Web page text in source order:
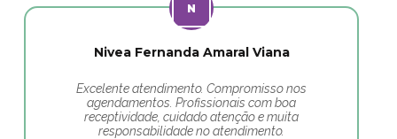
Nivea Fernanda Amaral Viana
Excelente atendimento. Compromisso nos
agendamentos. Profissionais com boa
receptividade, cuidado atenção e muita
responsabilidade no atendimento.